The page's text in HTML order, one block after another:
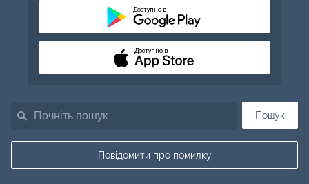
Пошук
Повідомити про помилку
Доступно в
Доступно в